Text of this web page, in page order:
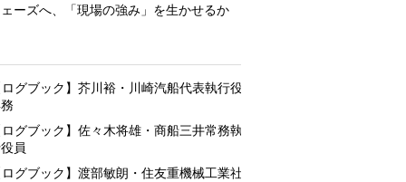
ーズへ、「現場の強み」を生かせるか
ログブック】芥川裕・川崎汽船代表執行役
ログブック】佐々木将雄・商船三井常務執
員
ログブック】渡部敏朗・住友重機械工業社